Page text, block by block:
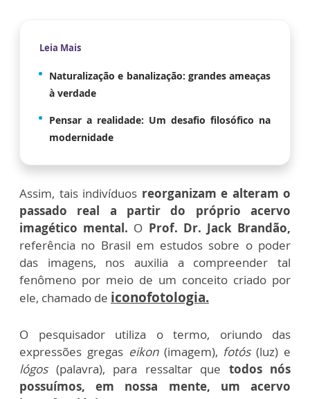
Leia Mais
Naturalização e banalização: grandes ameaças
à verdade
Pensar a realidade: Um desafio filosófico na
modernidade
Assim, tais indivíduos reorganizam e alteram o
passado real a partir do próprio acervo
imagético mental. O Prof. Dr. Jack Brandão,
referência no Brasil em estudos sobre o poder
das imagens, nos auxilia a compreender tal
fenômeno por meio de um conceito criado por
ele, chamado de iconofotologia.
O pesquisador utiliza o termo, oriundo das
expressões gregas eikon(imagem), fotós(luz) e
lógos(palavra), para ressaltar que todos nós
possuímos, em nossa mente, um acervo